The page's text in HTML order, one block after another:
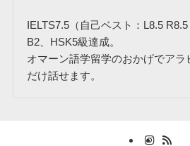
IELTS7.5（自己ベスト：L8.5
B2、HSK5級達成。
オマーン語学留学のおかげでアラ
だけ話せます。